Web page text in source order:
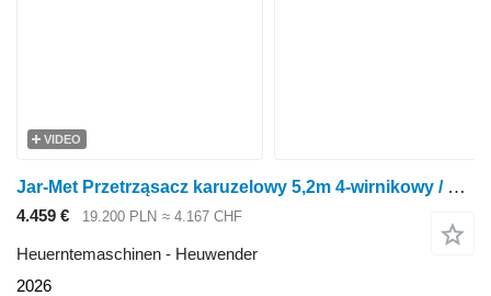
VIDEO
Jar-Met Przetrząsacz karuzelowy 5,2m 4-wirnikowy / Four-rotor carousel t
4.459 € 19.200 PLN ≈ 4.167 CHF
Heuerntemaschinen - Heuwender
2026